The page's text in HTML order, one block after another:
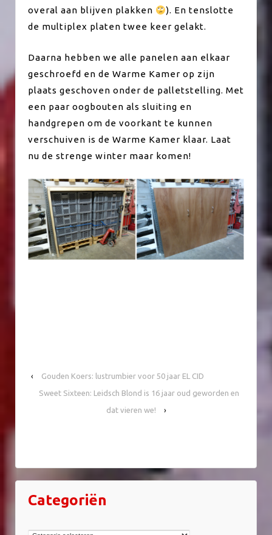
overal aan blijven plakken
). En tenslotte
de multiplex platen twee keer gelakt.
Daarna hebben we alle panelen aan elkaar
geschroefd en de Warme Kamer op zijn
plaats geschoven onder de palletstelling. Met
een paar oogbouten als sluiting en
handgrepen om de voorkant te kunnen
verschuiven is de Warme Kamer klaar. Laat
nu de strenge winter maar komen!
‹
Gouden Koers: lustrumbier voor 50 jaar EL CID
Sweet Sixteen: Leidsch Blond is 16 jaar oud geworden en
dat vieren we!
›
Categoriën